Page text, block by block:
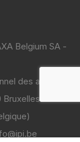
Belgium SA -
des agents
Bruxelles